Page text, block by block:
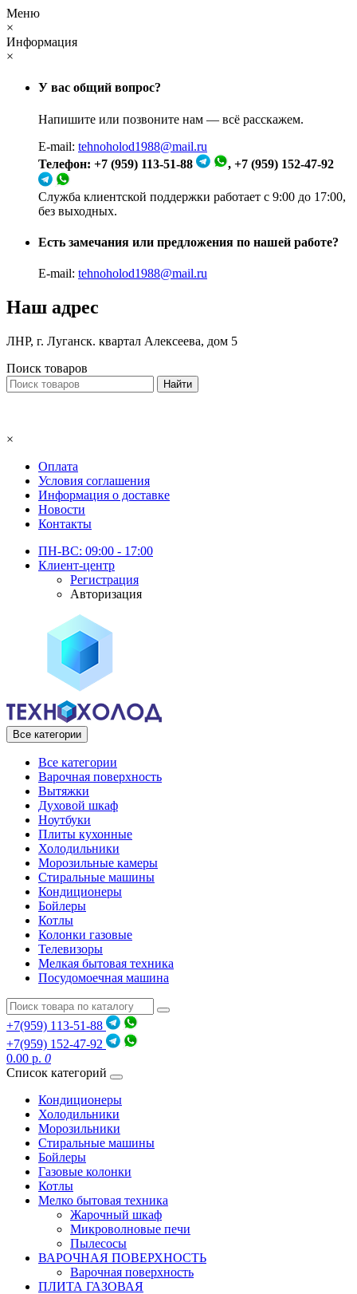
Меню
×
Информация
×
У вас общий вопрос?
Напишите или позвоните нам — всё расскажем.
E-mail: tehnoholod1988@mail.ru
Телефон: +7 (959) 113-51-88
, +7 (959) 152-47-92
Служба клиентской поддержки работает с 9:00 до 17:00,
без выходных.
Есть замечания или предложения по нашей работе?
E-mail: tehnoholod1988@mail.ru
Наш адрес
ЛНР, г. Луганск. квартал Алексеева, дом 5
Поиск товаров
×
Оплата
Условия соглашения
Информация о доставке
Новости
Контакты
ПН-ВС: 09:00 - 17:00
Клиент-центр
Регистрация
Авторизация
Все категории
Все категории
Варочная поверхность
Вытяжки
Духовой шкаф
Ноутбуки
Плиты кухонные
Холодильники
Морозильные камеры
Стиральные машины
Кондиционеры
Бойлеры
Котлы
Колонки газовые
Телевизоры
Мелкая бытовая техника
Посудомоечная машина
+7(959) 113-51-88
+7(959) 152-47-92
0.00 р. 0
Список категорий
Кондиционеры
Холодильники
Морозильники
Стиральные машины
Бойлеры
Газовые колонки
Котлы
Мелко бытовая техника
Жарочный шкаф
Микроволновые печи
Пылесосы
ВАРОЧНАЯ ПОВЕРХНОСТЬ
Варочная поверхность
ПЛИТА ГАЗОВАЯ